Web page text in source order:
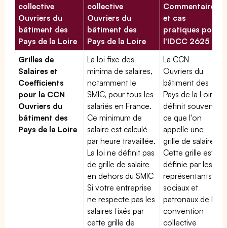
collective
Ouvriers du
bâtiment des
Pays de la Loire
collective
Ouvriers du
bâtiment des
Pays de la Loire
Commentaires
et cas
pratiques pour
l'IDCC 2625
Grilles de
Salaires et
Coefficients
pour la CCN
Ouvriers du
bâtiment des
Pays de la Loire
La loi fixe des
minima de salaires,
notamment le
SMIC, pour tous les
salariés en France.
Ce minimum de
salaire est calculé
par heure travaillée.
La loi ne définit pas
de grille de salaire
en dehors du SMIC
Si votre entreprise
ne respecte pas les
salaires fixés par
cette grille de
La CCN
Ouvriers du
bâtiment des
Pays de la Loire
définit souvent
ce que l'on
appelle une
grille de salaires.
Cette grille est
définie par les
représentants
sociaux et
patronaux de la
convention
collective